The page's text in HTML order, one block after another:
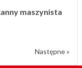
maszynista
Następne »